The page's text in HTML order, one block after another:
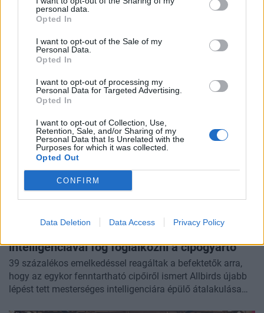
personal data.
Opted In
I want to opt-out of the Sale of my
Personal Data.
Opted In
I want to opt-out of processing my
Personal Data for Targeted Advertising.
Opted In
I want to opt-out of Collection, Use,
Retention, Sale, and/or Sharing of my
Personal Data that Is Unrelated with the
Purposes for which it was collected.
Opted Out
CONFIRM
Data Deletion Data Access Privacy Policy
küldheti az ágazatot
A vezető európai autógyártók, köztük a Volvo Cars, a
Európai Unió technológiai szuverenitásra irányuló
törekvései növelhetik a költségeiket és szűkíthetik a
2026. június 18. 07:20 | Portfolio
Őrült fordulat a tőzsdén - Mesterséges
intelligenciával fog foglalkozni a cipőgyártó
39 százalékos emelkedéssel reagáltak a befektetők arra,
hogy az egykor fenntartható cipőiről ismert Allbirds újabb
lépést tett mesterséges intelligenciára épülő átalakulása